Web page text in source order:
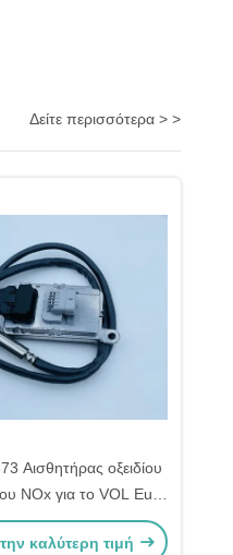
Δείτε περισσότερα > >
Αισθητήρας οξειδίου
NOx για το VOL Euro
F OEM 22827992
καλύτερη τιμή